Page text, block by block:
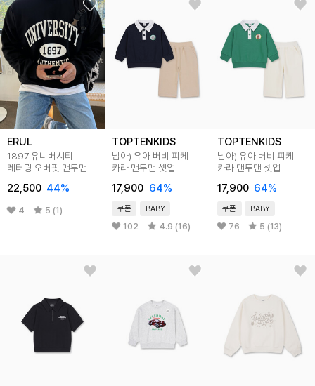
ERUL
1897 유니버시티
레터링 오버핏 맨투맨
22,500 44%
4 5 (1)
TOPTENKIDS
남아) 유아 버비 피케
카라 맨투맨 셋업
17,900 64%
쿠폰 BABY
102 4.9 (16)
TOPTENKIDS
남아) 유아 버비 피케
카라 맨투맨 셋업
17,900 64%
쿠폰 BABY
76 5 (13)